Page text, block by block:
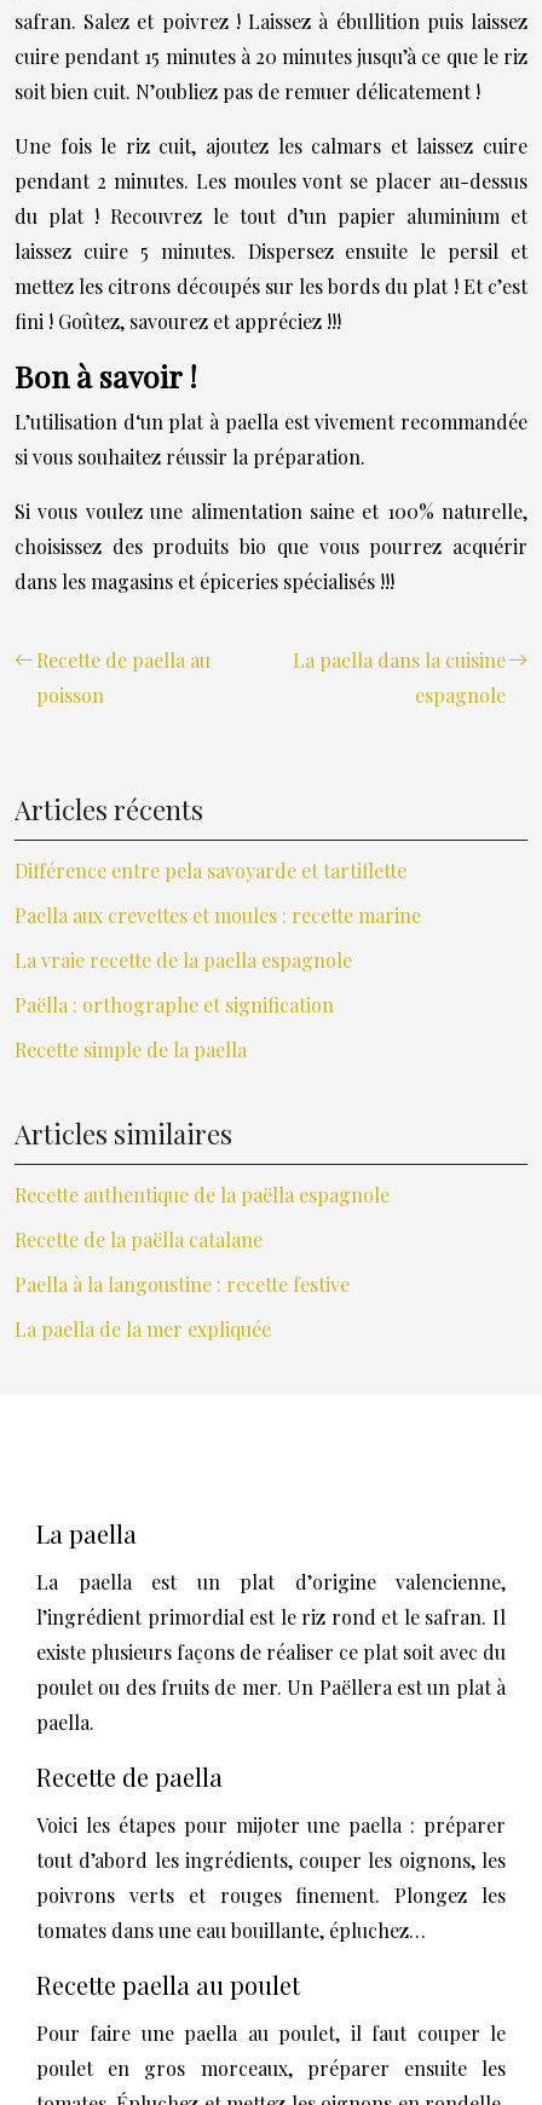
safran. Salez et poivrez ! Laissez à ébullition puis laissez
cuire pendant 15 minutes à 20 minutes jusqu’à ce que le riz
soit bien cuit. N’oubliez pas de remuer délicatement !
Une fois le riz cuit, ajoutez les calmars et laissez cuire
pendant 2 minutes. Les moules vont se placer au-dessus
du plat ! Recouvrez le tout d’un papier aluminium et
laissez cuire 5 minutes. Dispersez ensuite le persil et
mettez les citrons découpés sur les bords du plat ! Et c’est
fini ! Goûtez, savourez et appréciez !!!
Bon à savoir !
L’utilisation d‘un plat à paella est vivement recommandée
si vous souhaitez réussir la préparation.
Si vous voulez une alimentation saine et 100% naturelle,
choisissez des produits bio que vous pourrez acquérir
dans les magasins et épiceries spécialisés !!!
Recette de paella au
poisson
La paella dans la cuisine
espagnole
Articles récents
Différence entre pela savoyarde et tartiflette
Paella aux crevettes et moules : recette marine
La vraie recette de la paella espagnole
Paëlla : orthographe et signification
Recette simple de la paella
Articles similaires
Recette authentique de la paëlla espagnole
Recette de la paëlla catalane
Paella à la langoustine : recette festive
La paella de la mer expliquée
La paella
La paella est un plat d’origine valencienne,
l’ingrédient primordial est le riz rond et le safran. Il
existe plusieurs façons de réaliser ce plat soit avec du
poulet ou des fruits de mer. Un Paëllera est un plat à
paella.
Recette de paella
Voici les étapes pour mijoter une paella : préparer
tout d’abord les ingrédients, couper les oignons, les
poivrons verts et rouges finement. Plongez les
tomates dans une eau bouillante, épluchez…
Recette paella au poulet
Pour faire une paella au poulet, il faut couper le
poulet en gros morceaux, préparer ensuite les